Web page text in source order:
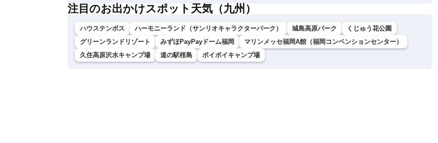
注目のお出かけスポット天気（九州）
ハウステンボス ハーモニーランド（サンリオキャラクターパーク） 城島高原パーク
くじゅう花公園
グリーンランドリゾート
みずほPayPayドーム福岡
マリンメッセ福岡A館（福岡コンベンションセンター）
久住高原沢水キャンプ場
道の駅桜島 ボイボイキャンプ場